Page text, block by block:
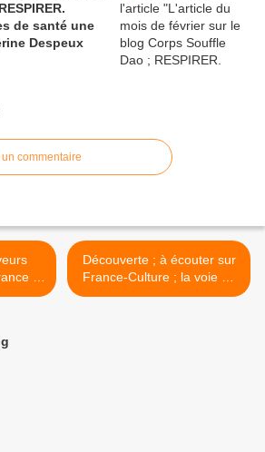
de santé une
Despeux
commentaire
-
Découverte ; à écouter sur
France-Culture ; la voie du
kodo >